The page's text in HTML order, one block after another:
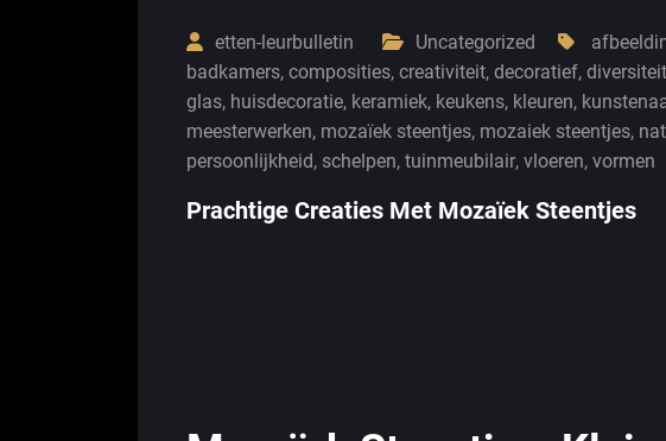
etten-leurbulletin Uncategorized
badkamers, composities, creativiteit, decoratief, diversiteit
glas, huisdecoratie, keramiek, keukens, kleuren,
meesterwerken, mozaïek steentjes, mozaiek steentjes,
persoonlijkheid, schelpen, tuinmeubilair, vloeren, vormen
Prachtige Creaties Met Mozaïek Steentjes